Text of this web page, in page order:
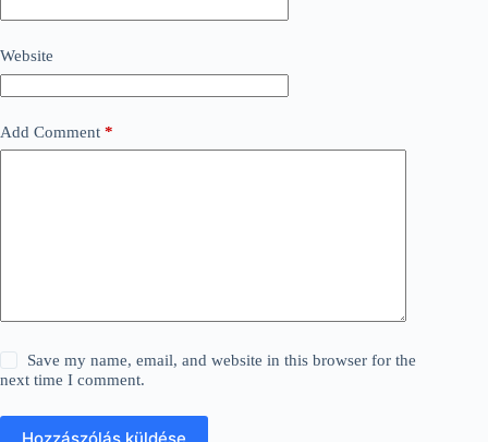
Website
Add Comment *
Save my name, email, and website in this browser for the
next time I comment.